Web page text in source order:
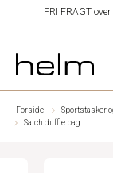
FRI FRAGT
Forside Sportstasker
Satch duffle bag